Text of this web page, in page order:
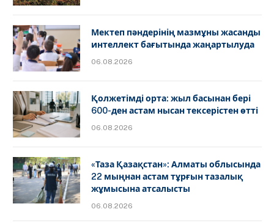
Мектеп пәндерінің мазмұны жасанды
интеллект бағытында жаңартылуда
06.08.2026
Қолжетімді орта: жыл басынан бері
600-ден астам нысан тексерістен өтті
06.08.2026
«Таза Қазақстан»: Алматы облысында
22 мыңнан астам тұрғын тазалық
жұмысына атсалысты
06.08.2026